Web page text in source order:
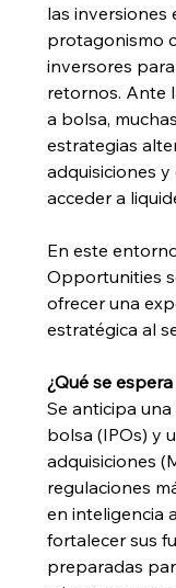
las inversiones
protagonismo
inversores
retornos. Ante
a bolsa,
estrategias
adquisiciones
acceder a
En este
Opportunities
ofrecer una
estratégica al
¿Qué se
Se anticipa
bolsa (IPOs) y
adquisiciones
regulaciones
en inteligencia
fortalecer sus
preparadas